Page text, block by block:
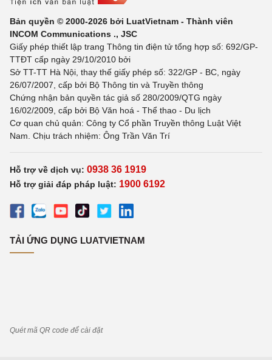
Bản quyền © 2000-2026 bởi LuatVietnam - Thành viên
INCOM Communications ., JSC
Giấy phép thiết lập trang Thông tin điện tử tổng hợp số: 692/GP-
TTĐT cấp ngày 29/10/2010 bởi
Sở TT-TT Hà Nội, thay thế giấy phép số: 322/GP - BC, ngày
26/07/2007, cấp bởi Bộ Thông tin và Truyền thông
Chứng nhận bản quyền tác giả số 280/2009/QTG ngày
16/02/2009, cấp bởi Bộ Văn hoá - Thể thao - Du lịch
Cơ quan chủ quản: Công ty Cổ phần Truyền thông Luật Việt
Nam. Chịu trách nhiệm: Ông Trần Văn Trí
Hỗ trợ về dịch vụ: 0938 36 1919
Hỗ trợ giải đáp pháp luật: 1900 6192
TẢI ỨNG DỤNG LUATVIETNAM
Quét mã QR code để cài đặt